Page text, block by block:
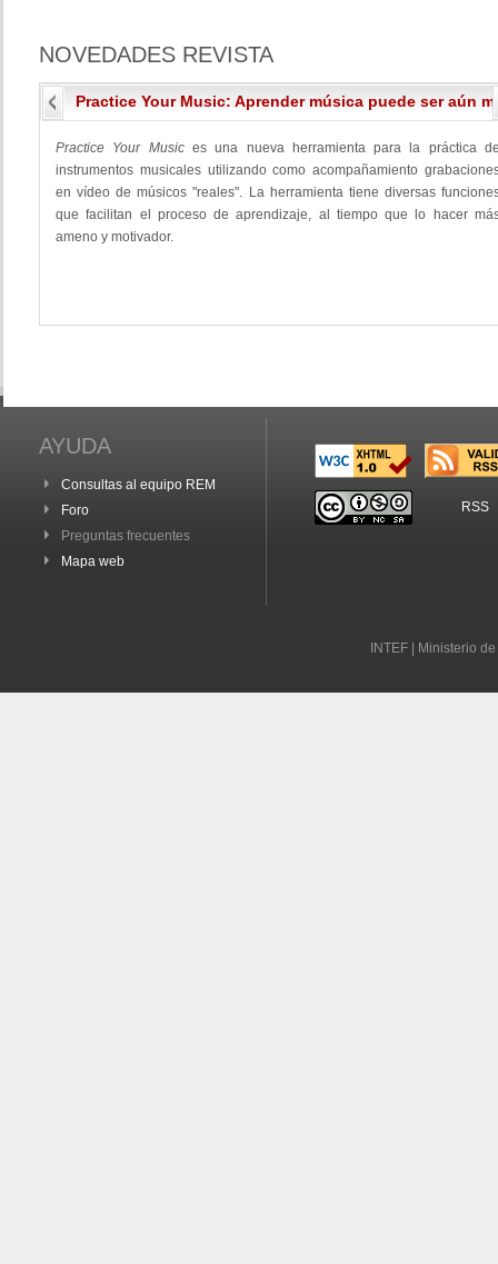
NOVEDADES REVISTA
Practice Your Music: Aprender música puede ser aún
Practice Your Music es una nueva herramienta para la práctica
instrumentos musicales utilizando como acompañamiento
en vídeo de músicos "reales". La herramienta tiene diversas
que facilitan el proceso de aprendizaje, al tiempo que lo hacer
ameno y motivador.
AYUDA
Consultas al equipo REM
Foro
Preguntas frecuentes
Mapa web
RSS
INTEF | Ministerio